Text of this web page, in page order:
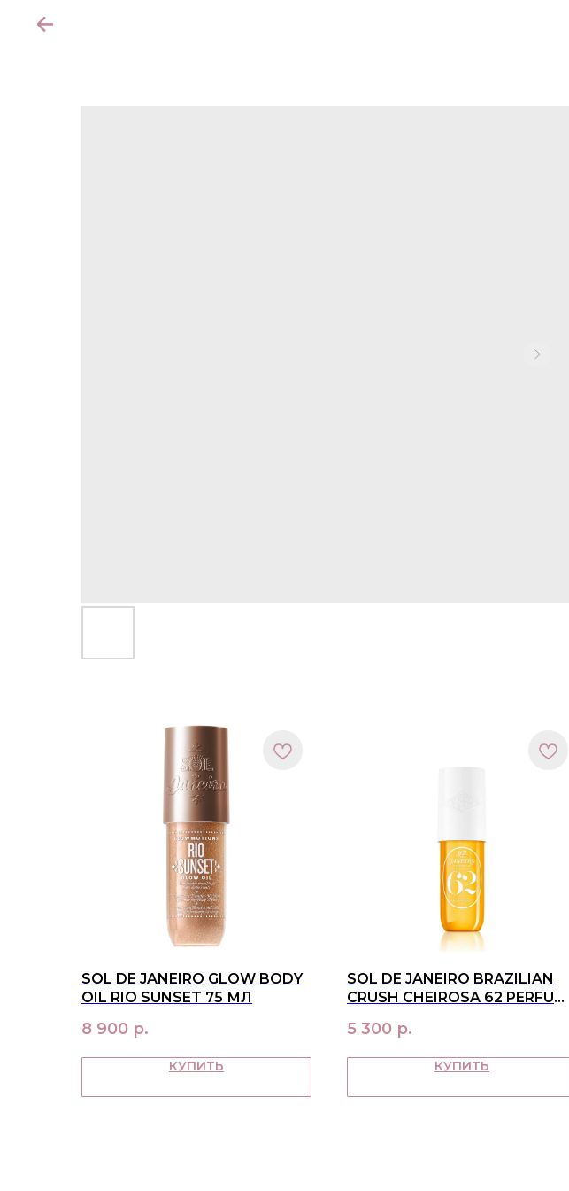
SOL DE JANEIRO GLOW BODY
OIL RIO SUNSET 75 МЛ
8 900 р.
КУПИТЬ
SOL DE JANEIRO BRAZILIAN
CRUSH CHEIROSA 62 PERFUME
5 300 р.
КУПИТЬ